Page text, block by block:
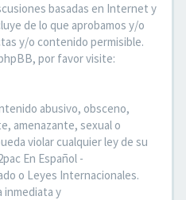
basadas en Internet y
de lo que aprobamos y/o
y/o contenido permisible.
por favor visite:
abusivo, obsceno,
amenazante, sexual o
violar cualquier ley de su
En Español -
o Leyes Internacionales.
inmediata y